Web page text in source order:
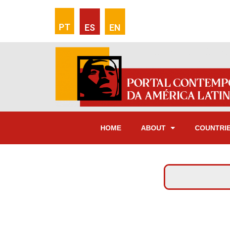
PT ES EN
HOME ABOUT